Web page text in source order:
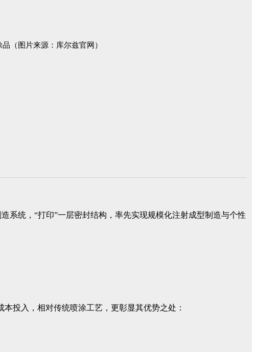
（图片来源：库尔兹官网）
系统，“打印”一层密封结构，率先实现规模化注射成型制造与个性
投入，相对传统喷涂工艺，更彰显其优势之处：